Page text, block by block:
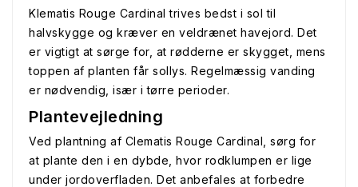
Klematis Rouge Cardinal trives bedst i sol til
halvskygge og kræver en veldrænet havejord. Det
er vigtigt at sørge for, at rødderne er skygget, mens
toppen af planten får sollys. Regelmæssig vanding
er nødvendig, især i tørre perioder.
Plantevejledning
Ved plantning af Clematis Rouge Cardinal, sørg for
at plante den i en dybde, hvor rodklumpen er lige
under jordoverfladen. Det anbefales at forbedre